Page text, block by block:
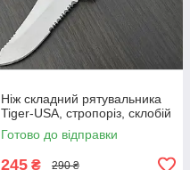
Ніж складний рятувальника
Tiger-USA, стропоріз, склобій
Готово до відправки
245 ₴ 290 ₴